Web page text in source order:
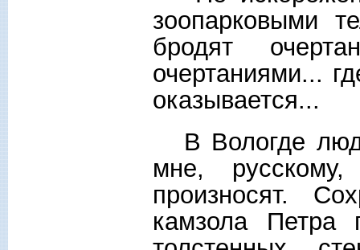
зоопарковыми
бродят
очертаниями...
оказывается...
В Вологде
мне,
произносят.
камзола Петра